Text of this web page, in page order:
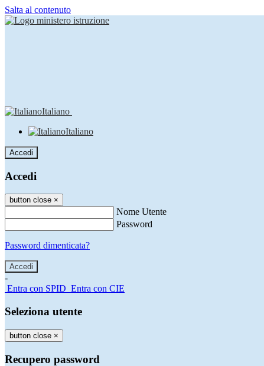
Salta al contenuto
Italiano
Italiano
Accedi
Accedi
button close ×
Nome Utente
Password
Password dimenticata?
-
Entra con SPID Entra con CIE
Seleziona utente
button close ×
Recupero password